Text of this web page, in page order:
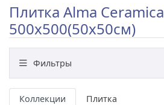
Плитка Alma Ceramica
500x500(50x50см)
Фильтры
Бренд
Коллекции Плитка